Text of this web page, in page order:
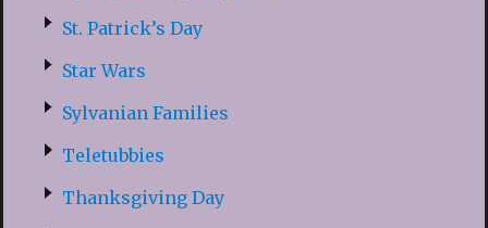
St. Patrick’s Day
Star Wars
Sylvanian Families
Teletubbies
Thanksgiving Day